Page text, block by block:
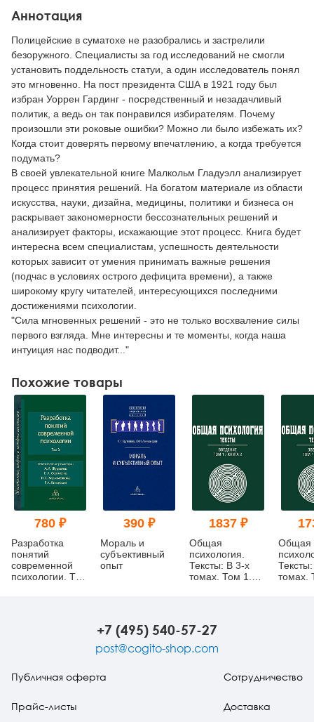
Аннотация
Полицейские в суматохе не разобрались и застрелили
безоружного. Специалисты за год исследований не смогли
установить поддельность статуи, а один исследователь понял
это мгновенно. На пост президента США в 1921 году был
избран Уоррен Гардинг - посредственный и незадачливый
политик, а ведь он так понравился избирателям. Почему
произошли эти роковые ошибки? Можно ли было избежать их?
Когда стоит доверять первому впечатлению, а когда требуется
подумать?
В своей увлекательной книге Малкольм Гладуэлл анализирует
процесс принятия решений. На богатом материале из области
искусства, науки, дизайна, медицины, политики и бизнеса он
раскрывает закономерности бессознательных решений и
анализирует факторы, искажающие этот процесс. Книга будет
интересна всем специалистам, успешность деятельности
которых зависит от умения принимать важные решения
(подчас в условиях острого дефицита времени), а также
широкому кругу читателей, интересующихся последними
достижениями психологии.
"Сила мгновенных решений - это не только восхваление силы
первого взгляда. Мне интересны и те моменты, когда наша
интуиция нас подводит..."
Похожие товары
780 ₽
Разработка
понятий
современной
психологии. Том
390 ₽
Мораль и
субъективный
опыт
1837 ₽
Общая
психология.
Тексты: В 3-х
томах. Том 1.
Общая
томах.
+7 (495) 540-57-27
post@cogito-shop.com
Публичная оферта
Прайс-листы
Сотрудничество
Доставка